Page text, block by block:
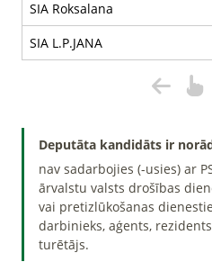
SIA Roksalana
SIA L.P.JANA
Deputāta kandidāts ir
nav sadarbojies (-usies) ar
ārvalstu valsts drošības
vai pretizlūkošanas
darbinieks, aģents,
turētājs.